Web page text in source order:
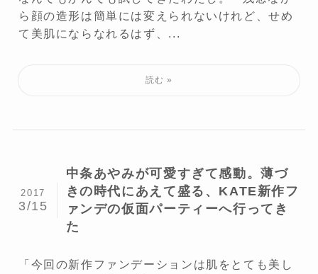
ら顔の造形は簡単には変えられないけれど、せめ
て美肌にならなれるはず、...
中条あやみが可愛すぎて感動。薄づ
きの時代にあえて盛る、KATE新作フ
ァンデの仮面パーティーへ行ってき
た
2017
3/15
「今回の新作ファンデーションは肌をとても美し